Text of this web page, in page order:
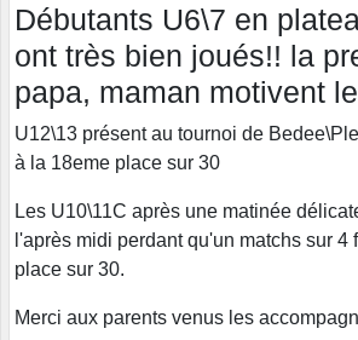
Débutants U6\7 en
ont très bien joués!! la
papa, maman motivent
U12\13 présent au tournoi de
à la 18eme place sur 30
Les U10\11C après une matinée
l'après midi perdant qu'un matchs sur 4
place sur 30.
Merci aux parents venus les